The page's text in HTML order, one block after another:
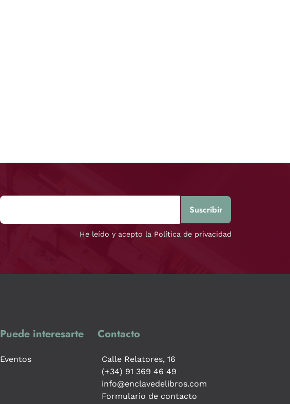
He leído y acepto la Política de privacidad
Puede interesarte
Eventos
Contacto
Calle Relatores, 16
(+34) 91 369 46 49
info@enclavedelibros.com
Formulario de contacto